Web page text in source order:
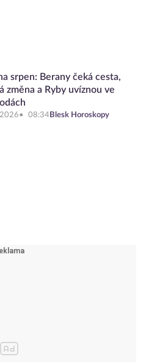
srpen: Berany čeká cesta,
změna a Ryby uvíznou ve
08:34 Blesk Horoskopy